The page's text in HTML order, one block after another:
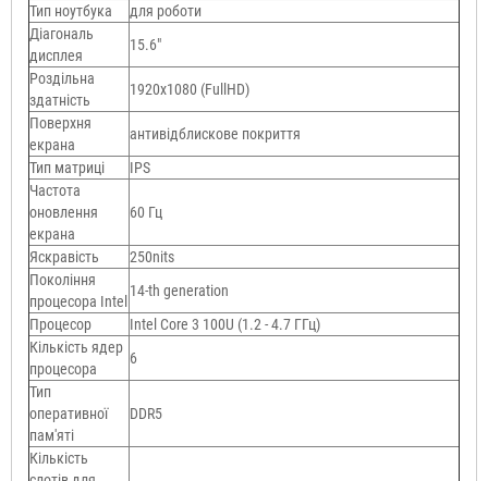
Тип ноутбука
для роботи
Діагональ
дисплея
15.6"
Роздільна
здатність
1920х1080 (FullHD)
Поверхня
екрана
антивідблискове покриття
Тип матриці
IPS
Частота
оновлення
екрана
60 Гц
Яскравість
250nits
Покоління
процесора Intel
14-th generation
Процесор
Intel Core 3 100U (1.2 - 4.7 ГГц)
Кількість ядер
процесора
6
Тип
оперативної
пам'яті
DDR5
Кількість